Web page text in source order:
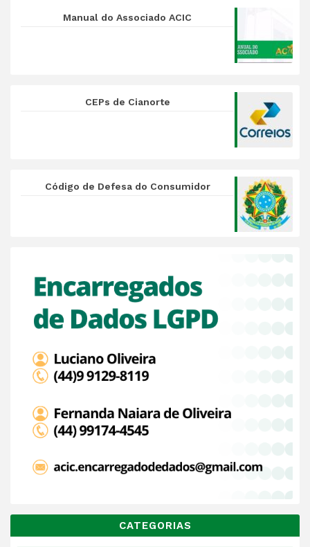
Manual do Associado ACIC
CEPs de Cianorte
Código de Defesa do Consumidor
CATEGORIAS